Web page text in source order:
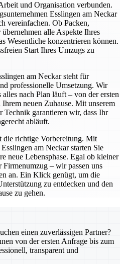
und Organisation verbunden.
Esslingen am Neckar
vereinfachen. Ob Packen,
alle Aspekte Ihres
Wesentliche konzentrieren können.
Start Ihres Umzugs zu
am Neckar steht für
professionelle Umsetzung. Wir
nach Plan läuft – von der ersten
neuen Zuhause. Mit unserem
Technik garantieren wir, dass Ihr
abläuft.
die richtige Vorbereitung. Mit
am Neckar starten Sie
neue Lebensphase. Egal ob kleiner
– wir passen uns
an. Ein Klick genügt, um die
zu entdecken und den
zu gehen.
einen zuverlässigen Partner?
von der ersten Anfrage bis zum
transparent und